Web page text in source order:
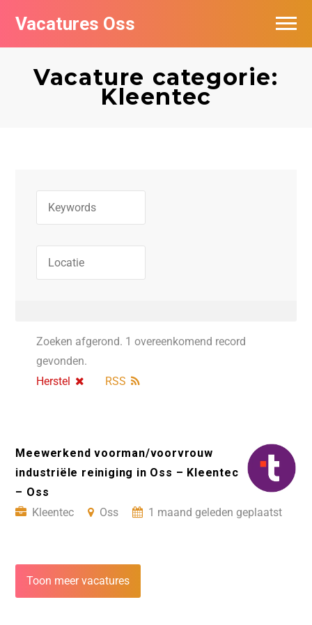
Vacatures Oss
Vacature categorie:
Kleentec
Zoeken afgerond. 1 overeenkomend record
gevonden.
Herstel
RSS
Meewerkend voorman/voorvrouw
industriële reiniging in Oss – Kleentec
– Oss
Kleentec
Oss 1 maand geleden geplaatst
Toon meer vacatures